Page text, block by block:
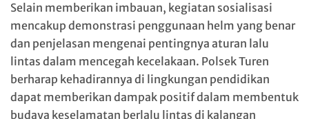
Selain memberikan imbauan, kegiatan sosialisasi
mencakup demonstrasi penggunaan helm yang benar
dan penjelasan mengenai pentingnya aturan lalu
lintas dalam mencegah kecelakaan. Polsek Turen
berharap kehadirannya di lingkungan pendidikan
dapat memberikan dampak positif dalam membentuk
budaya keselamatan berlalu lintas di kalangan